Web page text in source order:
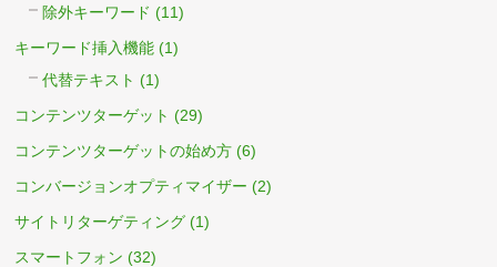
除外キーワード (11)
キーワード挿入機能 (1)
代替テキスト (1)
コンテンツターゲット (29)
コンテンツターゲットの始め方 (6)
コンバージョンオプティマイザー (2)
サイトリターゲティング (1)
スマートフォン (32)